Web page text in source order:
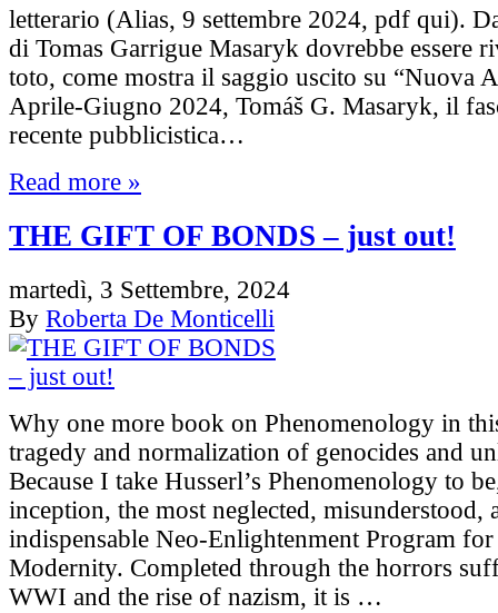
letterario (Alias, 9 settembre 2024, pdf qui).
di Tomas Garrigue Masaryk dovrebbe essere
toto, come mostra il saggio uscito su “Nuova
Aprile-Giugno 2024, Tomáš G. Masaryk, il
recente pubblicistica…
Read more »
THE GIFT OF BONDS – just out!
martedì, 3 Settembre, 2024
By Roberta De Monticelli
Why one more book on Phenomenology in
tragedy and normalization of genocides and
Because I take Husserl’s Phenomenology to
inception, the most neglected, misunderstood,
indispensable Neo-Enlightenment Program
Modernity. Completed through the horrors
WWI and the rise of nazism, it is …